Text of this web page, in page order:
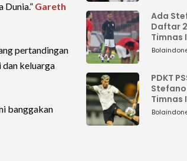
Dunia.” Gareth
pertandingan
keluarga
banggakan
Ada
Daftar
Timnas
China
PDKT
Timnas